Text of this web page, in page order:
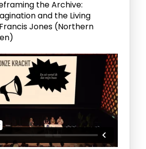
the Archive:
and the Living
Jones (Northern